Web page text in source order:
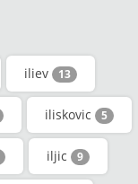
iliev 13
iliskovic 5
iljic 9